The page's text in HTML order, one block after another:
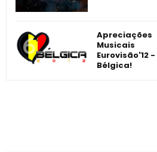
Apreciações
Musicais
Eurovisão'12 -
Bélgica!